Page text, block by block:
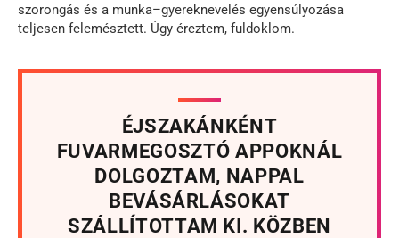
szorongás és a munka–gyereknevelés egyensúlyozása
teljesen felemésztett. Úgy éreztem, fuldoklom.
ÉJSZAKÁNKÉNT
FUVARMEGOSZTÓ APPOKNÁL
DOLGOZTAM, NAPPAL
BEVÁSÁRLÁSOKAT
SZÁLLÍTOTTAM KI. KÖZBEN